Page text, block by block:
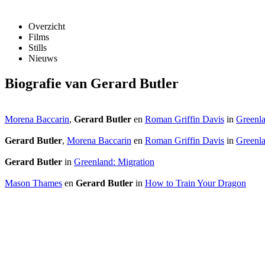
Overzicht
Films
Stills
Nieuws
Biografie van Gerard Butler
Morena Baccarin, Gerard Butler en Roman Griffin Davis in
Gerard Butler, Morena Baccarin en Roman Griffin Davis in
Gerard Butler in Greenland: Migration
Mason Thames en Gerard Butler in How to Train Your Dragon